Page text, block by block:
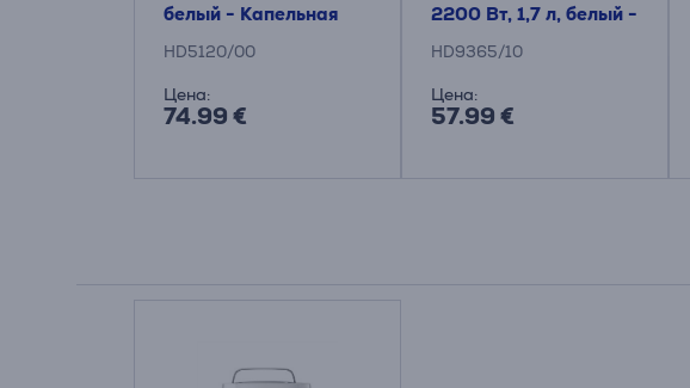
белый - Капельная
кофеварка
HD5120/00
Цена:
74.99 €
2200 Вт, 1,7 л, белый -
Чайник
HD9365/10
Цена:
57.99 €